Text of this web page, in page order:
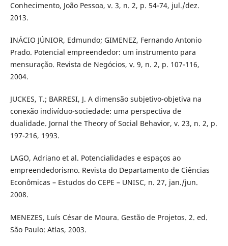
Conhecimento, João Pessoa, v. 3, n. 2, p. 54-74, jul./dez.
2013.
INÁCIO JÚNIOR, Edmundo; GIMENEZ, Fernando Antonio
Prado. Potencial empreendedor: um instrumento para
mensuração. Revista de Negócios, v. 9, n. 2, p. 107-116,
2004.
JUCKES, T.; BARRESI, J. A dimensão subjetivo-objetiva na
conexão indivíduo-sociedade: uma perspectiva de
dualidade. Jornal the Theory of Social Behavior, v. 23, n. 2, p.
197-216, 1993.
LAGO, Adriano et al. Potencialidades e espaços ao
empreendedorismo. Revista do Departamento de Ciências
Econômicas – Estudos do CEPE – UNISC, n. 27, jan./jun.
2008.
MENEZES, Luís César de Moura. Gestão de Projetos. 2. ed.
São Paulo: Atlas, 2003.